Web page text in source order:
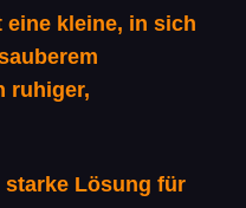
eine kleine, in sich
ruhiger,
starke Lösung für